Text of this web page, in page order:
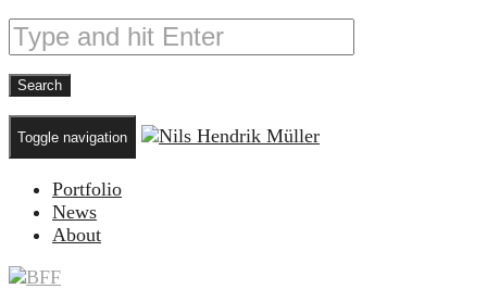
Toggle navigation
Portfolio
News
About